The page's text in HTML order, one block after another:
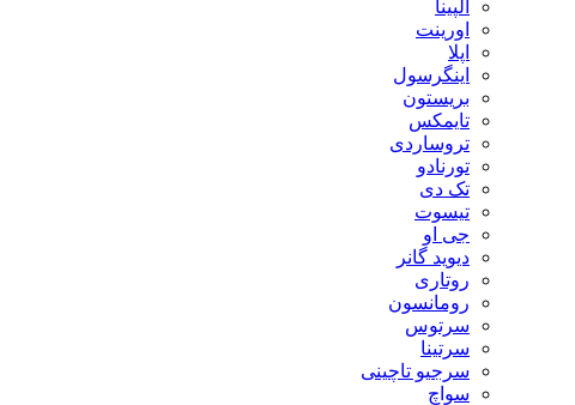
آلپینا
اورینت
اپلا
اینگرسول
بریستون
تایمکس
تروساردی
تورنادو
تک دی
تیسوت
جی او
دیوید گانر
روتاری
رومانسون
سرتوس
سرتینا
سرجیو تاچینی
سواچ